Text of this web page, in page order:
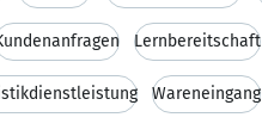
Lernbereitschaft
Wareneingang